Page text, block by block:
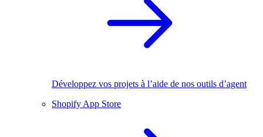
Développez vos projets à l’aide de nos outils d’agent
Shopify App Store